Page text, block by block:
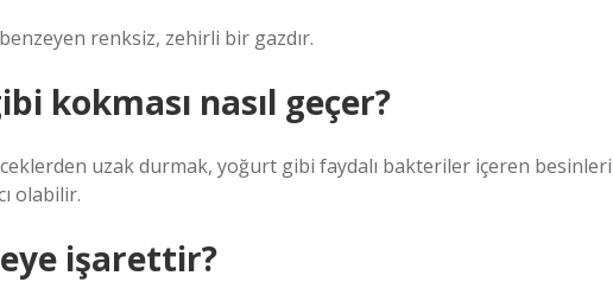
renksiz, zehirli bir gazdır.
kokması nasıl geçer?
uzak durmak, yoğurt gibi faydalı bakteriler içeren besinleri
olabilir.
işarettir?